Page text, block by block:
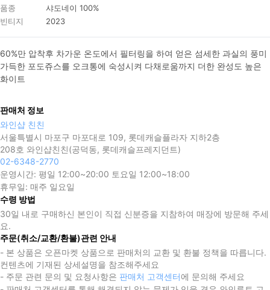
품종
샤도네이 100%
빈티지
2023
60%만 ​압착후 차가운 온도에서 필터링을 하여 얻은 섬세한 과실의 풍미
가득한 포도쥬스를 오크통에 숙성시켜 다채로움까지 더한 완성도 높은
화이트
판매처 정보
와인샵 친친
서울특별시 마포구 마포대로 109, 롯데캐슬플라자 지하2층
208호 와인샵친친(공덕동, 롯데캐슬프레지던트)
02-6348-2770
운영시간: 평일 12:00~20:00 토요일 12:00~18:00
휴무일: 매주 일요일
수령 방법
30일 내로 구매하신 본인이 직접 신분증을 지참하여 매장에 방문해 주세
요.
주문(취소/교환/환불)관련 안내
- 본 상품은 오픈마켓 상품으로 판매처의 교환 및 환불 정책을 따릅니다.
컨텐츠에 기재된 상세설명을 참조해주세요
- 주문 관련 문의 및 요청사항은 판매처 고객센터에 문의해 주세요